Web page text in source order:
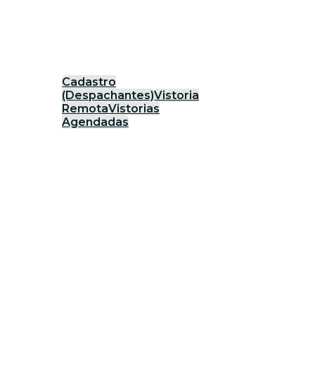
Cadastro
(Despachantes)Vistoria
RemotaVistorias
Agendadas